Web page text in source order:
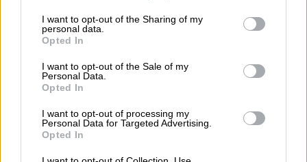
not limited to your visit or usage behaviour. You may click to
grant or deny consent to Google and its third-party tags to
use your data for below specified purposes in below Google
consent section.
I want to opt-out of the Sharing of my
personal data.
Opted In
I want to opt-out of the Sale of my
Personal Data.
Opted In
I want to opt-out of processing my
Personal Data for Targeted Advertising.
Opted In
ωραία του και με τα στραβά του, με όλες του
τις πλευρές"» επισήμανε. Ο Λεωνίδας
Μπαλάφας είναι ένας καλλιτέχνης που έχει
κερδίσει το σεβασμό του κοινού για το
χαμηλό προφίλ που κρατάει, για τις όχι
συχνά δημόσιες εμφανίσεις του και για την
εκφραστικότητα που βγάζει όταν